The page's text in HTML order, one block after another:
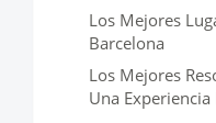
Los Mejores
Barcelona
Los Mejores
Una